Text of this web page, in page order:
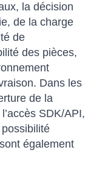
la décision
de la charge
de
des pièces,
Dans les
de la
SDK/API,
également